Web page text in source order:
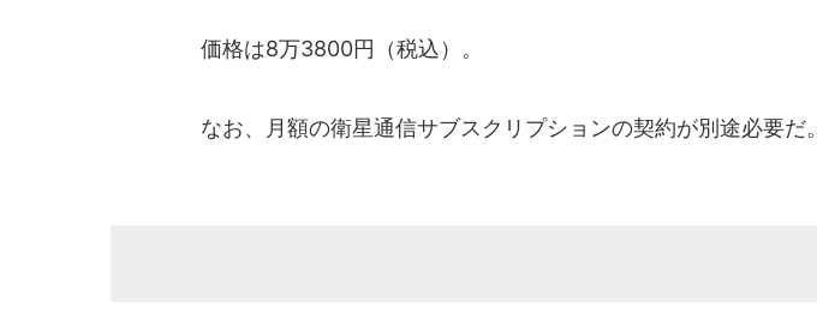
価格は8万3800円（税込）。
なお、月額の衛星通信サブスクリプションの契約が別途必要だ。